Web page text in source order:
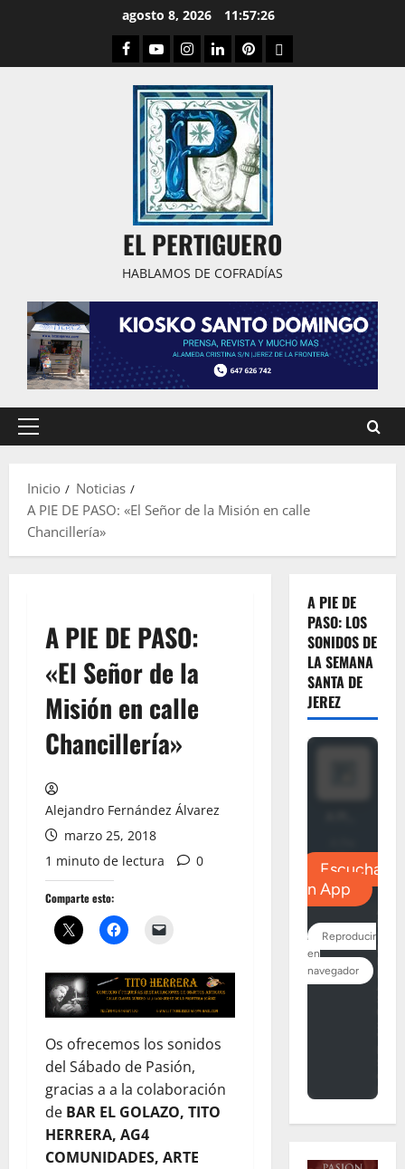
agosto 8, 2026 11:57:27
Facebook
YoutubeInstagram
LinkedPinterestDribbble
EL PERTIGUERO
HABLAMOS DE COFRADÍAS
Menú
Inicio
Noticias
A PIE DE PASO: «El Señor de la Misión en calle
Chancillería»
A PIE DE PASO:
«El Señor de la
Misión en calle
Chancillería»
Alejandro Fernández Álvarez
marzo 25, 2018
1 minuto de lectura
0
Comparte esto:
Os ofrecemos los sonidos
del Sábado de Pasión,
gracias a a la colaboración
de BAR EL GOLAZO, TITO
HERRERA, AG4
COMUNIDADES, ARTE
A PIE DE
PASO: LOS
SONIDOS DE
LA SEMANA
SANTA DE
JEREZ